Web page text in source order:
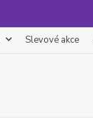
Slevové akce